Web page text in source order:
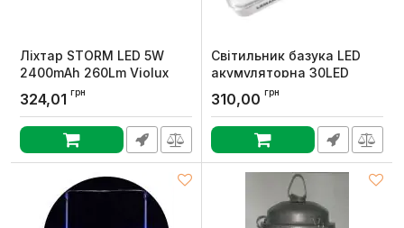
Ліхтар STORM LED 5W
2400mAh 260Lm Violux
Артикул: 360102
324,01 грн
Світильник базука LED
акумуляторна 30LED
230V 3W 2-4год.
LEMANSO
Артикул:LMB23
310,00 грн